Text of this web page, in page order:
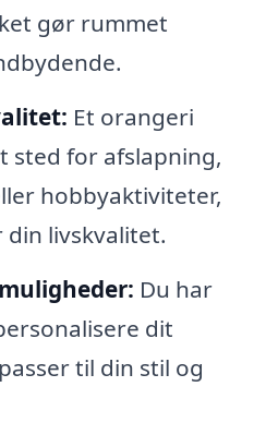
gør rummet
Et orangeri
sted for afslapning,
hobbyaktiviteter,
livskvalitet.
Du har
dit
til din stil og